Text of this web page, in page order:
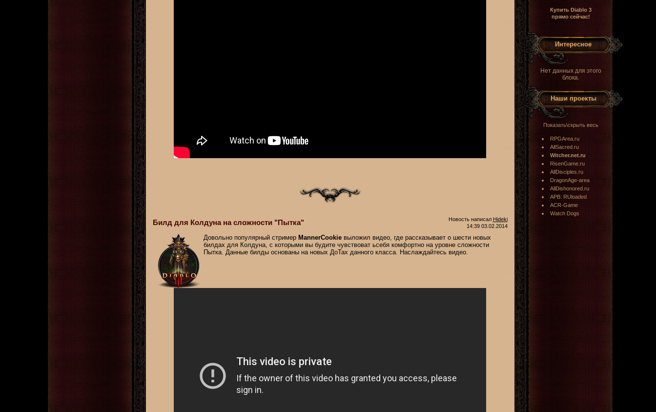
Билд для Колдуна на сложности "Пытка" Новость написал Hideki
14:39 03.02.2014
Довольно популярный стример MannerCookieвыложил видео, где рассказывает о шести новых
билдах для Колдуна, с которыми вы будите чувствоват ьсебя комфортно на уровне сложности
Пытка. Данные билды основаны на новых ДоТах данного класса. Наслаждайтесь видео.
Купить Diablo 3
прямо сейчас!
Интересное
Нет данных для этого
блока.
Наши проекты
Показать\скрыть весь
RPGArea.ru
AllSacred.ru
Witcher.net.ru
RisenGame.ru
AllDisciples.ru
DragonAge-area
AllDishonored.ru
APB: RUloaded
ACR-Game
Watch Dogs